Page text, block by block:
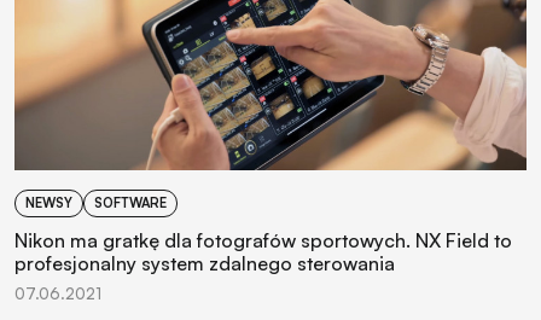
NEWSY SOFTWARE
Nikon ma gratkę dla fotografów sportowych. NX Field to
profesjonalny system zdalnego sterowania
07.06.2021